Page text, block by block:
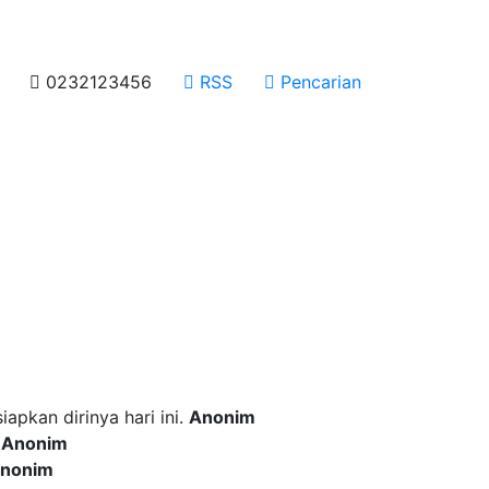
0232123456 RSS Pencarian
dirinya hari ini. Anonim
Anonim